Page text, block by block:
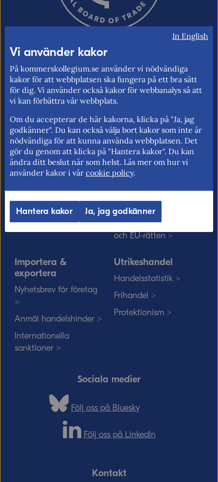
Kommerskollegium – Sveriges myndighet
för utrikeshandel, EU:s inre marknad och
handelspolitik. Vi verkar för frihandel och
för fri rörlighet på EU:s inre marknad.
Kommerskollegium
Jobba hos oss >
Vårt uppdrag på
minoritetsspråk och
teckenspråk >
EU-rätten
Utan personnummer i
Sverige >
Solvit löser problem i EU
Myndigheter, kommuner
och EU-rätten >
Importera &
exportera
Nyhetsbrev för företag
>
Anmäl handelshinder >
Internationella
sanktioner >
Utrikeshandel
Handelsstatistik >
Frihandel >
Protektionism >
Sociala medier
Följ oss på Bluesky
Följ oss på Linkedin
Kontakt
In English
Vi använder kakor
På kommerskollegium.se använder vi nödvändiga
kakor för att webbplatsen ska fungera på ett bra sätt
för dig. Vi använder också kakor för webbanalys så att
vi kan förbättra vår webbplats.
Om du accepterar de här kakorna, klicka på "Ja, jag
godkänner". Du kan också välja bort kakor som inte är
nödvändiga för att kunna använda webbplatsen. Det
gör du genom att klicka på "Hantera kakor". Du kan
ändra ditt beslut när som helst. Läs mer om hur vi
använder kakor i vår cookie policy.
Hantera kakor Ja, jag godkänner